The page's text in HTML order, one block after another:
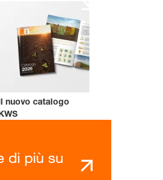
nuovo catalogo
di più su